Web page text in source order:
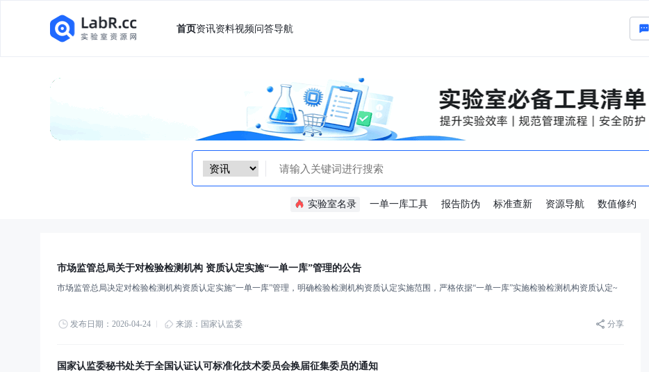
首页资讯资料视频问答导航
实验室名录 一单一库工具 报告防伪 标准查新 资源导航 数值修约
市场监管总局关于对检验检测机构 资质认定实施“一单一库”管理的公告
市场监管总局决定对检验检测机构资质认定实施“一单一库”管理，明确检验检测机构资质认定实施范围，严格依据“一单一库”实施检验检测机构资质认定~
发布日期：2026-04-24 来源：国家认监委 分享
国家认监委秘书处关于全国认证认可标准化技术委员会换届征集委员的通知